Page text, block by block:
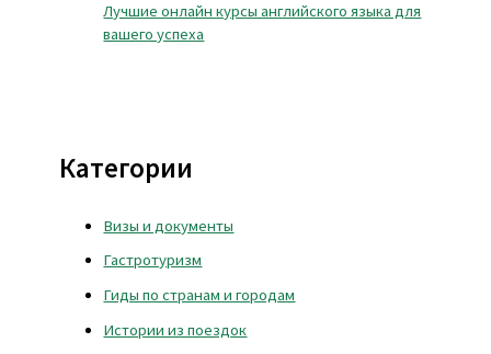
Лучшие онлайн курсы английского языка для
вашего успеха
Категории
Визы и документы
Гастротуризм
Гиды по странам и городам
Истории из поездок